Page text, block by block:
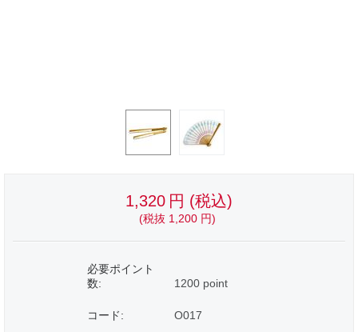
1,320 円 (税込)
(税抜 1,200 円)
必要ポイント
数:
1200 point
コード:
O017